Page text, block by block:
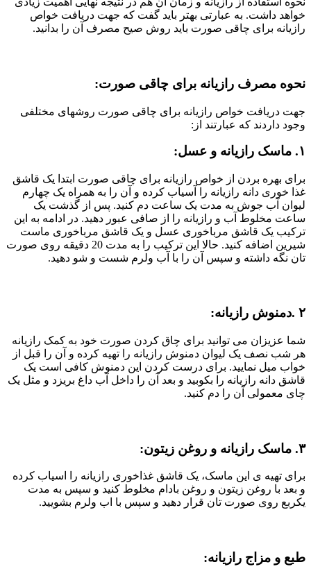
خواهد داشت. به عبارتی بهتر باید گفت که جهت دریافت خواص
رازیانه برای چاقی صورت باید روش صیح مصرف آن را بدانید.
نحوه مصرف رازیانه برای چاقی صورت:
جهت دریافت خواص رازیانه برای چاقی صورت روشهای مختلفی
وجود داردند که عبارتند از:
۱. ماسک رازیانه و عسل:
برای بهره بردن از خواص رازیانه برای چاقی صورت ابتدا یک قاشق
غذا خوری دانه رازیانه را آسیاب کرده و آن را به همراه یک چهارم
لیوان آب جوش به مدت یک ساعت دم کنید. پس از گذشت یک
ساعت مخلوط آب و رازیانه را از صافی عبور دهید. در ادامه به این
ترکیب یک قاشق مرباخوری عسل و یک قاشق مرباخوری ماست
شیرین اضافه کنید. حالا این ترکیب را به مدت 20 دقیقه روی صورت
تان نگه داشته و سپس آن را با آب ولرم شست و شو دهید.
۲ .دمنوش رازیانه:
شما عزیزان می توانید برای چاق کردن صورت خود به کمک رازیانه
هر شب نصف یک لیوان دمنوش رازیانه را تهیه کرده و آن را قبل از
خواب میل نمایید. برای درست کردن این دمنوش کافی است یک
قاشق دانه رازیانه را بکوبید و بعد آن را داخل آب داغ بریزد و مثل یک
چای معمولی آن را دم کنید.
۳. ماسک رازیانه و روغن زیتون:
برای تهیه ی این ماسک، یک قاشق غذاخوری رازیانه را اسیاب کرده
و بعد با روغن زیتون و روغن بادام مخلوط کنید و سپس به مدت
یکربع روی صورت تان قرار دهید و سپس با اب ولرم بشویید.
طبع و مزاج رازیانه: